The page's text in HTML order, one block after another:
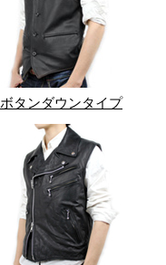
ボタンダウンタイプ